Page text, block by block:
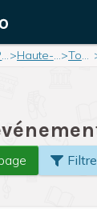
Midi-Pyrénées> Haute-Garonne> Toulouse